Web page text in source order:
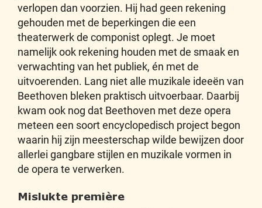
verlopen dan voorzien. Hij had geen rekening
gehouden met de beperkingen die een
theaterwerk de componist oplegt. Je moet
namelijk ook rekening houden met de smaak en
verwachting van het publiek, én met de
uitvoerenden. Lang niet alle muzikale ideeën van
Beethoven bleken praktisch uitvoerbaar. Daarbij
kwam ook nog dat Beethoven met deze opera
meteen een soort encyclopedisch project begon
waarin hij zijn meesterschap wilde bewijzen door
allerlei gangbare stijlen en muzikale vormen in
de opera te verwerken.
Mislukte première